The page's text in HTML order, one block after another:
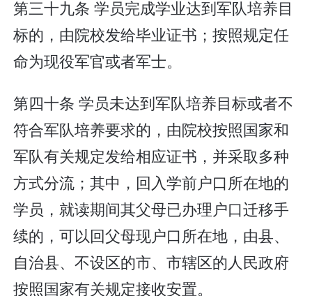
第三十九条 学员完成学业达到军队培养目
标的，由院校发给毕业证书；按照规定任
命为现役军官或者军士。
第四十条 学员未达到军队培养目标或者不
符合军队培养要求的，由院校按照国家和
军队有关规定发给相应证书，并采取多种
方式分流；其中，回入学前户口所在地的
学员，就读期间其父母已办理户口迁移手
续的，可以回父母现户口所在地，由县、
自治县、不设区的市、市辖区的人民政府
按照国家有关规定接收安置。